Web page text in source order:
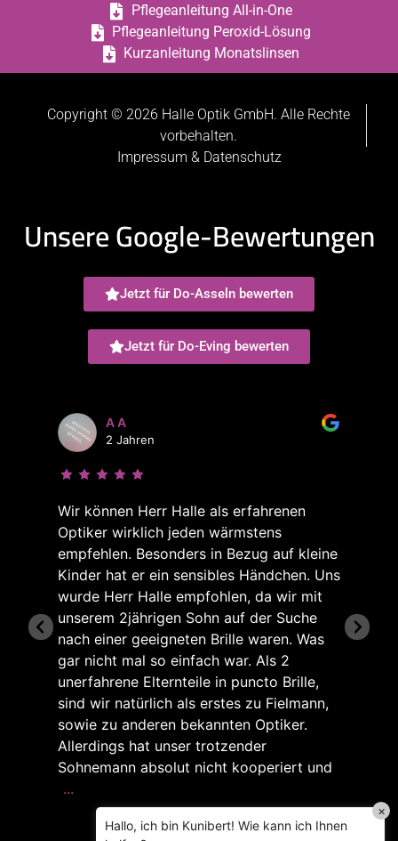
Pflegeanleitung All-in-One
Pflegeanleitung Peroxid-Lösung
Kurzanleitung Monatslinsen
Copyright © 2026 Halle Optik GmbH. Alle Rechte
vorbehalten.
Impressum & Datenschutz
Unsere Google-Bewertungen
Jetzt für Do-Asseln bewerten
Jetzt für Do-Eving bewerten
A A
2 Jahren
Wir können Herr Halle als erfahrenen
Optiker wirklich jeden wärmstens
empfehlen. Besonders in Bezug auf kleine
Kinder hat er ein sensibles Händchen. Uns
wurde Herr Halle empfohlen, da wir mit
unserem 2jährigen Sohn auf der Suche
nach einer geeigneten Brille waren. Was
gar nicht mal so einfach war. Als 2
unerfahrene Elternteile in puncto Brille,
sind wir natürlich als erstes zu Fielmann,
sowie zu anderen bekannten Optiker.
Allerdings hat unser trotzender
Sohnemann absolut nicht kooperiert und
...
Hallo, ich bin Kunibert! Wie kann ich Ihnen
×